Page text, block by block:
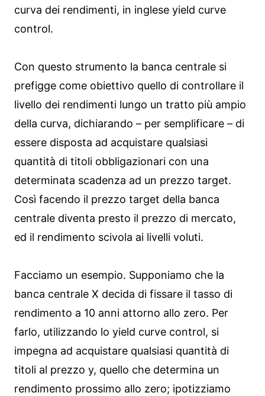
curva dei rendimenti, in inglese yield curve
control.
Con questo strumento la banca centrale si
prefigge come obiettivo quello di controllare il
livello dei rendimenti lungo un tratto più ampio
della curva, dichiarando – per semplificare – di
essere disposta ad acquistare qualsiasi
quantità di titoli obbligazionari con una
determinata scadenza ad un prezzo target.
Così facendo il prezzo target della banca
centrale diventa presto il prezzo di mercato,
ed il rendimento scivola ai livelli voluti.
Facciamo un esempio. Supponiamo che la
banca centrale X decida di fissare il tasso di
rendimento a 10 anni attorno allo zero. Per
farlo, utilizzando lo yield curve control, si
impegna ad acquistare qualsiasi quantità di
titoli al prezzo y, quello che determina un
rendimento prossimo allo zero; ipotizziamo